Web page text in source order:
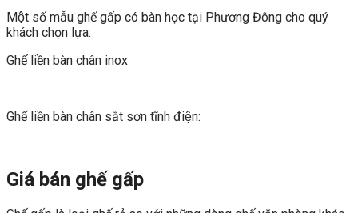
Một số mẫu ghế gấp có bàn học tại Phương Đông cho quý
khách chọn lựa:
Ghế liền bàn chân inox
Ghế liền bàn chân sắt sơn tĩnh điện:
Giá bán ghế gấp